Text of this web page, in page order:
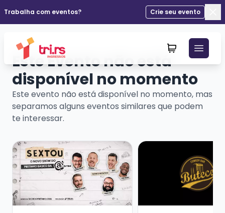
Trabalha com eventos?
Crie seu evento
Este Evento não está
disponível no momento
Este evento não está disponível no momento, mas
separamos alguns eventos similares que podem
te interessar.
Veja mais sobre SEXTOU COM STANDUP DO
Veja mais sobre